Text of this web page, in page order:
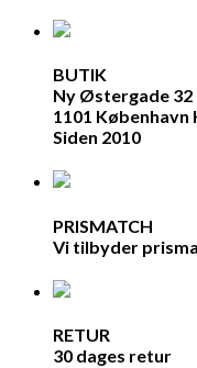
BUTIK
Ny Østergade 32
1101 København
Siden 2010
PRISMATCH
Vi tilbyder
RETUR
30 dages retur